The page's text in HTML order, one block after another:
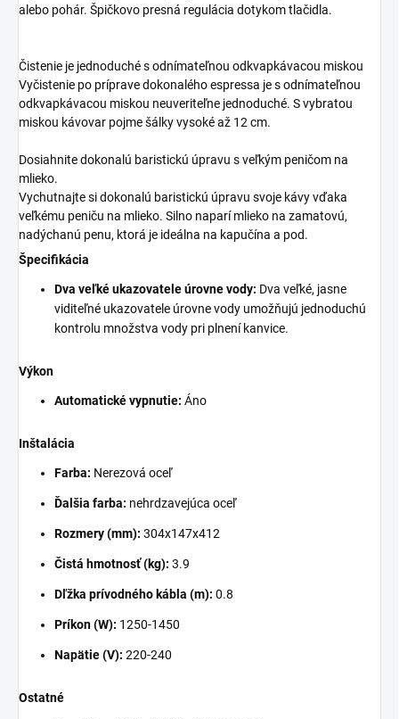
alebo pohár. Špičkovo presná regulácia dotykom tlačidla.
Čistenie je jednoduché s odnímateľnou odkvapkávacou miskou
Vyčistenie po príprave dokonalého espressa je s odnímateľnou
odkvapkávacou miskou neuveriteľne jednoduché. S vybratou
miskou kávovar pojme šálky vysoké až 12 cm.
Dosiahnite dokonalú baristickú úpravu s veľkým peničom na
mlieko.
Vychutnajte si dokonalú baristickú úpravu svoje kávy vďaka
veľkému peniču na mlieko. Silno naparí mlieko na zamatovú,
nadýchanú penu, ktorá je ideálna na kapučína a pod.
Špecifikácia
Dva veľké ukazovatele úrovne vody: Dva veľké, jasne
viditeľné ukazovatele úrovne vody umožňujú jednoduchú
kontrolu množstva vody pri plnení kanvice.
Výkon
Automatické vypnutie: Áno
Inštalácia
Farba: Nerezová oceľ
Ďalšia farba: nehrdzavejúca oceľ
Rozmery (mm): 304x147x412
Čistá hmotnosť (kg): 3.9
Dľžka prívodného kábla (m): 0.8
Príkon (W): 1250-1450
Napätie (V): 220-240
Ostatné